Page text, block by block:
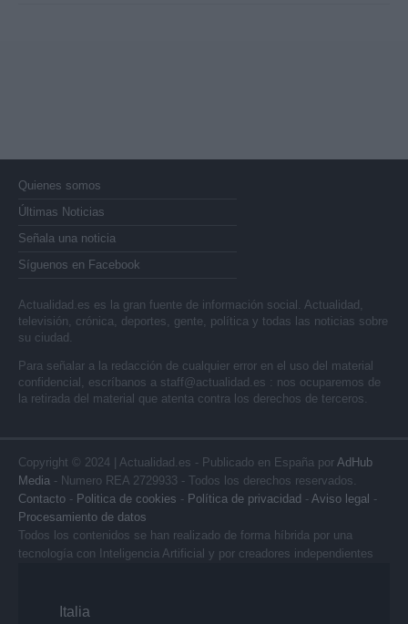
Quienes somos
Últimas Noticias
Señala una noticia
Síguenos en Facebook
Actualidad.es es la gran fuente de información social. Actualidad,
televisión, crónica, deportes, gente, política y todas las noticias sobre
su ciudad.
Para señalar a la redacción de cualquier error en el uso del material
confidencial, escríbanos a staff@actualidad.es : nos ocuparemos de
la retirada del material que atenta contra los derechos de terceros.
Copyright © 2024 | Actualidad.es - Publicado en España por AdHub
Media - Numero REA 2729933 - Todos los derechos reservados.
Contacto - Politica de cookies - Política de privacidad - Aviso legal -
Procesamiento de datos
Todos los contenidos se han realizado de forma híbrida por una
tecnología con Inteligencia Artificial y por creadores independientes
Italia